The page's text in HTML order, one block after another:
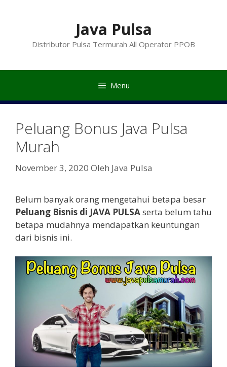
Java Pulsa
Distributor Pulsa Termurah All Operator PPOB
Menu
Peluang Bonus Java Pulsa
Murah
November 3, 2020 Oleh Java Pulsa
Belum banyak orang mengetahui betapa besar
Peluang Bisnis di JAVA PULSAserta belum tahu
betapa mudahnya mendapatkan keuntungan
dari bisnis ini.